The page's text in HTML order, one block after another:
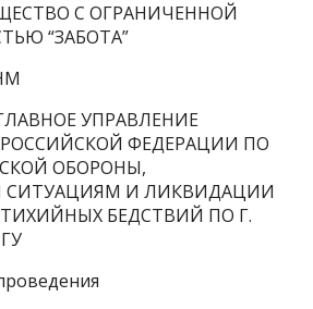
С ОГРАНИЧЕННОЙ
“ЗАБОТА”
УПРАВЛЕНИЕ
ФЕДЕРАЦИИ ПО
ОБОРОНЫ,
И ЛИКВИДАЦИИ
БЕДСТВИЙ ПО Г.